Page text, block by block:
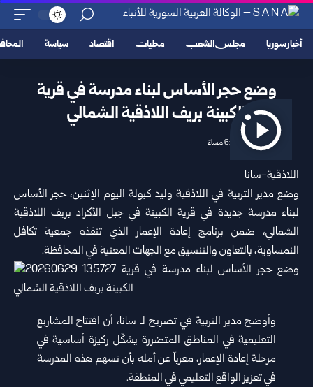
أخبار سوريا مجلس الشعب محليات اقتصاد سياسة
وضع حجر الأساس لبناء مدرسة في قرية
الكبينة بريف اللاذقية الشمالي
2026/06/29 6:44 مساءً
اللاذقية-سانا
وضع مدير التربية في اللاذقيةوليد كبولة اليوم الإثنين، حجر الأساس
لبناء مدرسة جديدة في قرية الكبينة في جبل الأكراد بريف اللاذقية
الشمالي، ضمن برنامج إعادة الإعمار الذي تنفذه جمعية تكافل
النمساوية، بالتعاون والتنسيق مع الجهات المعنية في المحافظة.
وأوضح مدير التربية في تصريح لـ سانا، أن افتتاح المشاريع
التعليمية في المناطق المتضررة يشكّل ركيزة أساسية في
مرحلة إعادة الإعمار، معرباً عن أمله بأن تسهم هذه المدرسة
في تعزيز الواقع التعليمي في المنطقة.